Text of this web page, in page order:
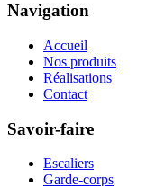
Navigation
Accueil
Nos produits
Réalisations
Contact
Savoir-faire
Escaliers
Garde-corps